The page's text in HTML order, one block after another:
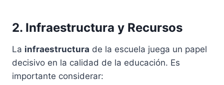
2. Infraestructura y Recursos
La infraestructura de la escuela juega un papel
decisivo en la calidad de la educación. Es
importante considerar: